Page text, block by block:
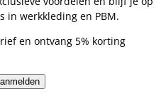
in werkkleding en PBM.
en ontvang 5% korting